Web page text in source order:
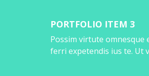
PORTFOLIO ITEM 3
Possim virtute omnesque
ferri expetendis ius te. Ut